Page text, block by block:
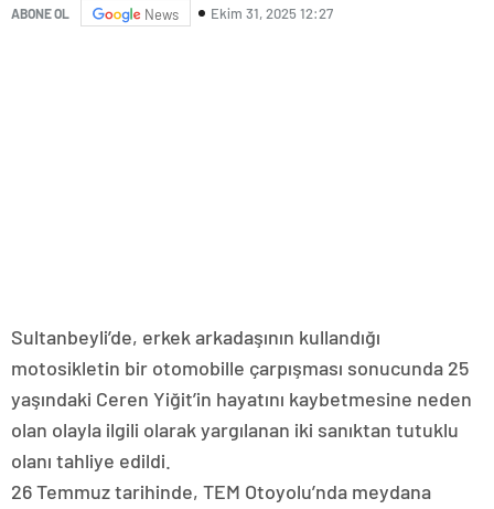
ABONE OL News Ekim 31, 2025 12:27
Sultanbeyli’de, erkek arkadaşının kullandığı
motosikletin bir otomobille çarpışması sonucunda 25
yaşındaki Ceren Yiğit’in hayatını kaybetmesine neden
olan olayla ilgili olarak yargılanan iki sanıktan tutuklu
olanı tahliye edildi.
26 Temmuz tarihinde, TEM Otoyolu’nda meydana